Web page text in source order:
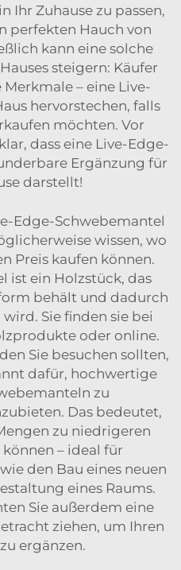
Ihr Zuhause zu passen,
perfekten Hauch von
kann eine solche
steigern: Käufer
– eine Live-
hervorstechen, falls
möchten. Vor
dass eine Live-Edge-
Ergänzung für
darstellt!
Edge-Schwebemantel
wissen, wo
Preis kaufen können.
ist ein Holzstück, das
behält und dadurch
Sie finden sie bei
oder online.
Sie besuchen sollten,
dafür, hochwertige
zu
Das bedeutet,
zu niedrigeren
– ideal für
den Bau eines neuen
eines Raums.
Sie außerdem eine
ziehen, um Ihren
ergänzen.